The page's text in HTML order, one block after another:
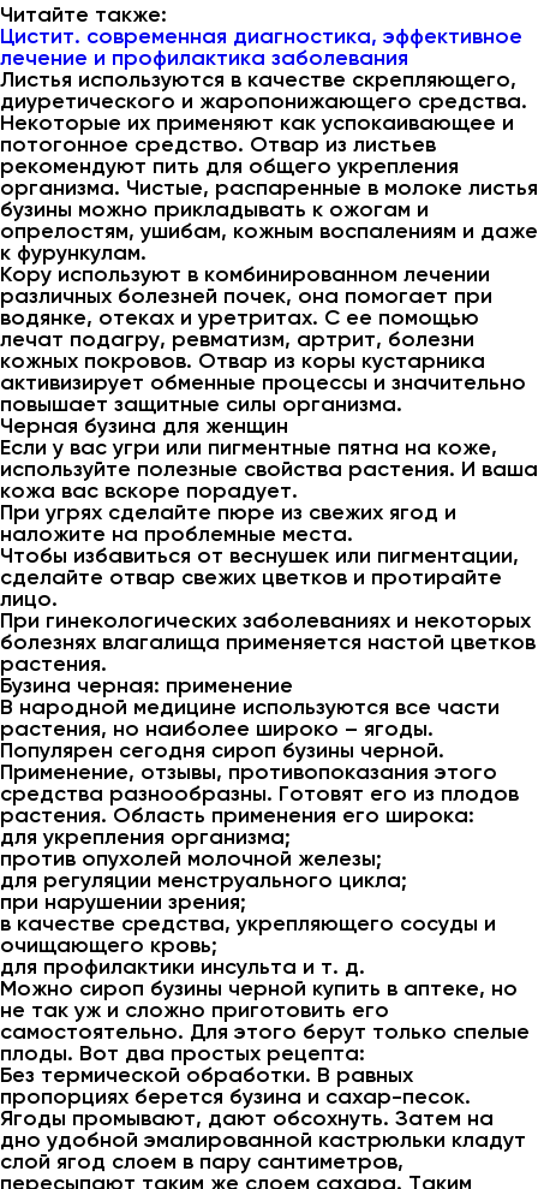
Читайте также:
Цистит. современная диагностика, эффективное
лечение и профилактика заболевания
Листья используются в качестве скрепляющего,
диуретического и жаропонижающего средства.
Некоторые их применяют как успокаивающее и
потогонное средство. Отвар из листьев
рекомендуют пить для общего укрепления
организма. Чистые, распаренные в молоке листья
бузины можно прикладывать к ожогам и
опрелостям, ушибам, кожным воспалениям и даже
к фурункулам.
Кору используют в комбинированном лечении
различных болезней почек, она помогает при
водянке, отеках и уретритах. С ее помощью
лечат подагру, ревматизм, артрит, болезни
кожных покровов. Отвар из коры кустарника
активизирует обменные процессы и значительно
повышает защитные силы организма.
Черная бузина для женщин
Если у вас угри или пигментные пятна на коже,
используйте полезные свойства растения. И ваша
кожа вас вскоре порадует.
При угрях сделайте пюре из свежих ягод и
наложите на проблемные места.
Чтобы избавиться от веснушек или пигментации,
сделайте отвар свежих цветков и протирайте
лицо.
При гинекологических заболеваниях и некоторых
болезнях влагалища применяется настой цветков
растения.
Бузина черная: применение
В народной медицине используются все части
растения, но наиболее широко – ягоды.
Популярен сегодня сироп бузины черной.
Применение, отзывы, противопоказания этого
средства разнообразны. Готовят его из плодов
растения. Область применения его широка:
для укрепления организма;
против опухолей молочной железы;
для регуляции менструального цикла;
при нарушении зрения;
в качестве средства, укрепляющего сосуды и
очищающего кровь;
для профилактики инсульта и т. д.
Можно сироп бузины черной купить в аптеке, но
не так уж и сложно приготовить его
самостоятельно. Для этого берут только спелые
плоды. Вот два простых рецепта:
Без термической обработки. В равных
пропорциях берется бузина и сахар-песок.
Ягоды промывают, дают обсохнуть. Затем на
дно удобной эмалированной кастрюльки кладут
слой ягод слоем в пару сантиметров,
пересыпают таким же слоем сахара. Таким